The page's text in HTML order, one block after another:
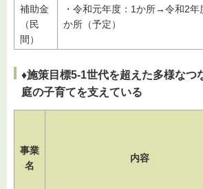
補助金
（民
間）
・令和元年度：1か所→令和2年
か所（予定）
♦施策目標5-1世代を超えた多様なつ
庭の子育てを支えている
事業
名
内容